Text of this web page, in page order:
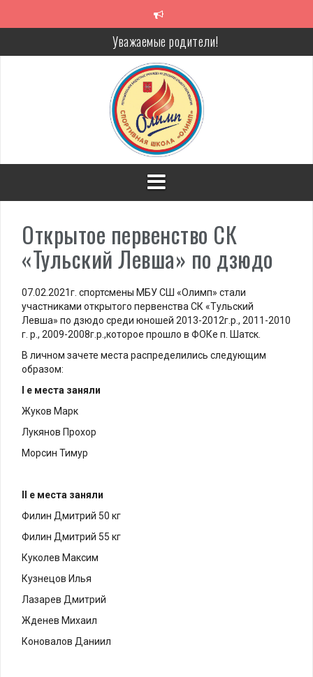
Алкоголь — путь в никуда
Решение спора без суда
Проголосуй за объекты благоустройства!
Уважаемые родители!
Открытое первенство СК
«Тульский Левша» по дзюдо
07.02.2021г. спортсмены МБУ СШ «Олимп» стали
участниками открытого первенства СК «Тульский
Левша» по дзюдо среди юношей 2013-2012г.р., 2011-2010
г. р., 2009-2008г.р.,которое прошло в ФОКе п. Шатск.
В личном зачете места распределились следующим
образом:
I e места заняли
Жуков Марк
Лукянов Прохор
Морсин Тимур
II е места заняли
Филин Дмитрий 50 кг
Филин Дмитрий 55 кг
Куколев Максим
Кузнецов Илья
Лазарев Дмитрий
Жденев Михаил
Коновалов Даниил